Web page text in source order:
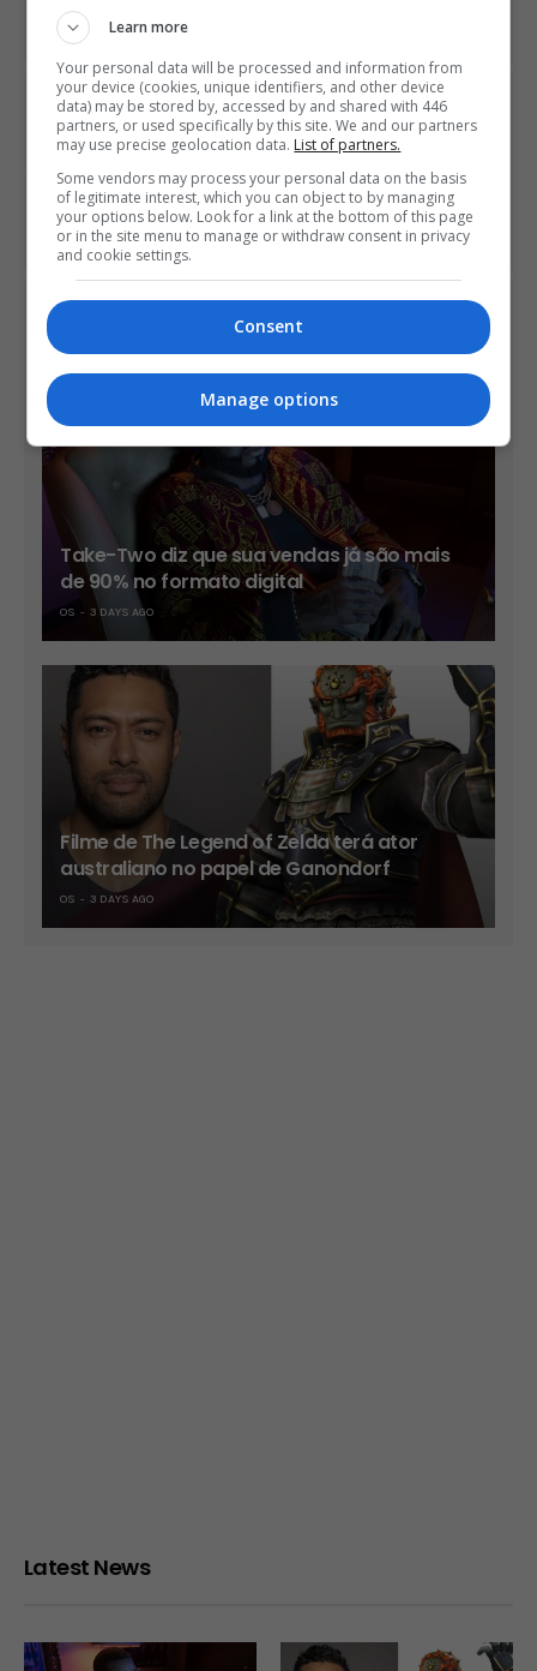
PREVIOUS ARTICLE
BioWare decide refazer Anthem
NEXT ARTICLE
Sony pagou US$ 229 milhões pela Insomniac Games
ÚLTIMAS NOTÍCIAS
Take-Two diz que sua vendas já são mais
de 90% no formato digital
OS 3 DAYS AGO
Filme de The Legend of Zelda terá ator
australiano no papel de Ganondorf
OS 3 DAYS AGO
Latest News
Learn more
Your personal data will be processed and information from
your device (cookies, unique identifiers, and other device
data) may be stored by, accessed by and shared with 446
partners, or used specifically by this site. We and our partners
may use precise geolocation data. List of partners.
Some vendors may process your personal data on the basis
of legitimate interest, which you can object to by managing
your options below. Look for a link at the bottom of this page
or in the site menu to manage or withdraw consent in privacy
and cookie settings.
Consent
Manage options